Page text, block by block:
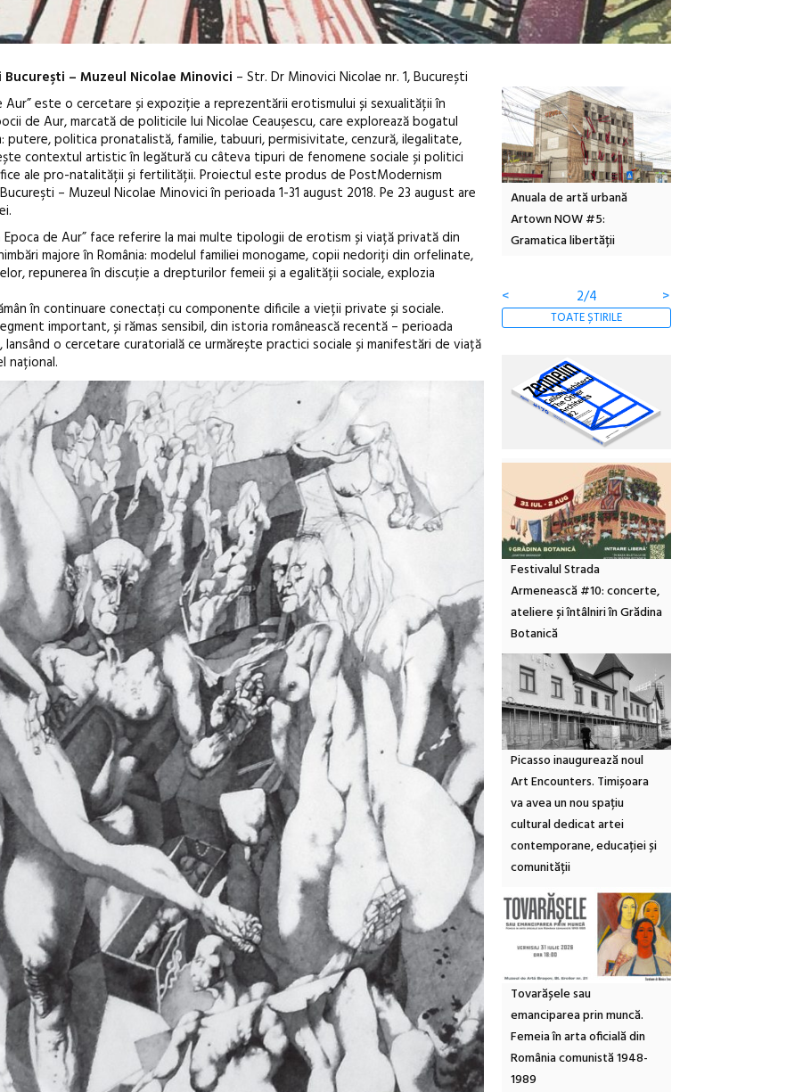
– Muzeul Nicolae Minovici – Str. Dr Minovici Nicolae nr. 1, București
este o cercetare și expoziție a reprezentării erotismului și sexualității în
de Aur, marcată de politicile lui Nicolae Ceaușescu, care explorează bogatul
politica pronatalistă, familie, tabuuri, permisivitate, cenzură, ilegalitate,
contextul artistic în legătură cu câteva tipuri de fenomene sociale și politici
ale pro-natalității și fertilității. Proiectul este produs de PostModernism
– Muzeul Nicolae Minovici în perioada 1-31 august 2018. Pe 23 august are
de Aur” face referire la mai multe tipologii de erotism și viață privată din
majore în România: modelul familiei monogame, copii nedoriți din orfelinate,
repunerea în discuție a drepturilor femeii și a egalității sociale, explozia
în continuare conectați cu componente dificile a vieții private și sociale.
important, și rămas sensibil, din istoria românească recentă – perioada
o cercetare curatorială ce urmărește practici sociale și manifestări de viață
național.
Anuala de artă urbană
Gramatica libertății
Festivalul Cinemascop
revine la Eforie Sud cu a IX-a
ediție
<
3/4 >
TOATE ȘTIRILE
Festivalul Strada
Armenească #10: concerte,
ateliere și întâlniri în Grădina
Botanică
Picasso inaugurează noul
Art Encounters. Timișoara
va avea un nou spațiu
cultural dedicat artei
contemporane, educației și
comunității
Tovarășele sau
emanciparea prin muncă.
Femeia în arta oficială din
România comunistă 1948-
1989